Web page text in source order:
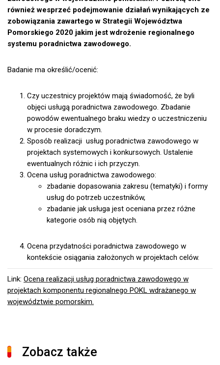
również wesprzeć podejmowanie działań wynikających ze
zobowiązania zawartego w Strategii Województwa
Pomorskiego 2020 jakim jest wdrożenie regionalnego
systemu poradnictwa zawodowego.
Badanie ma określić/ocenić:
Czy uczestnicy projektów mają świadomość, że byli
objęci usługą poradnictwa zawodowego. Zbadanie
powodów ewentualnego braku wiedzy o uczestniczeniu
w procesie doradczym.
Sposób realizacji usług poradnictwa zawodowego w
projektach systemowych i konkursowych. Ustalenie
ewentualnych różnic i ich przyczyn.
Ocena usług poradnictwa zawodowego:
zbadanie dopasowania zakresu (tematyki) i formy
usług do potrzeb uczestników,
zbadanie jak usługa jest oceniana przez różne
kategorie osób nią objętych.
Ocena przydatności poradnictwa zawodowego w
kontekście osiągania założonych w projektach celów.
Link: Ocena realizacji usług poradnictwa zawodowego w
projektach komponentu regionalnego POKL wdrażanego w
województwie pomorskim.
Zobacz także